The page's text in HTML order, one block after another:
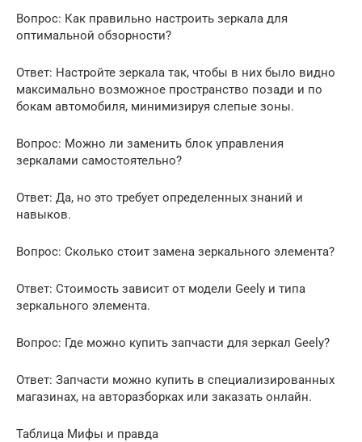
Вопрос: Как правильно настроить зеркала для
оптимальной обзорности?
Ответ: Настройте зеркала так, чтобы в них было видно
максимально возможное пространство позади и по
бокам автомобиля, минимизируя слепые зоны.
Вопрос: Можно ли заменить блок управления
зеркалами самостоятельно?
Ответ: Да, но это требует определенных знаний и
навыков.
Вопрос: Сколько стоит замена зеркального элемента?
Ответ: Стоимость зависит от модели Geely и типа
зеркального элемента.
Вопрос: Где можно купить запчасти для зеркал Geely?
Ответ: Запчасти можно купить в специализированных
магазинах, на авторазборках или заказать онлайн.
Таблица Мифы и правда